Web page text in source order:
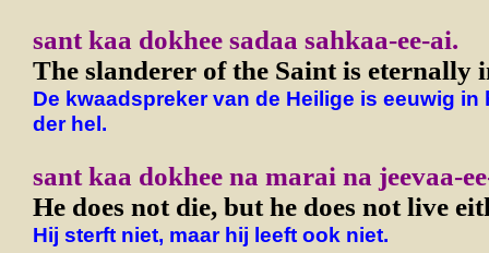
sant kaa dokhee sadaa sahkaa-ee-ai.
The slanderer of the Saint is eternally
De kwaadspreker van de Heilige is eeuwig
der hel.
sant kaa dokhee na marai na jeevaa-
He does not die, but he does not live
Hij sterft niet, maar hij leeft ook niet.